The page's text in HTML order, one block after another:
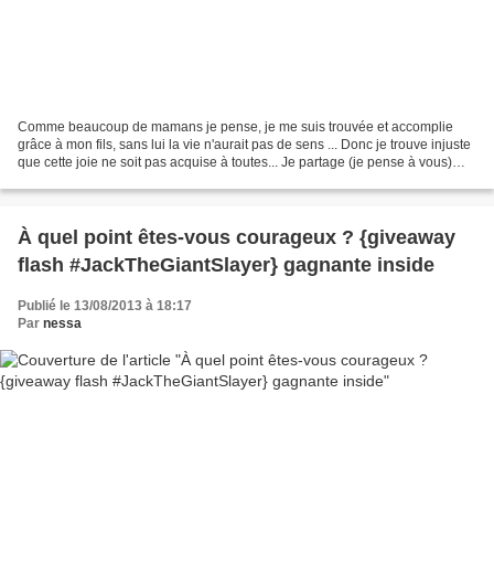
Comme beaucoup de mamans je pense, je me suis trouvée et accomplie
grâce à mon fils, sans lui la vie n'aurait pas de sens ... Donc je trouve injuste
que cette joie ne soit pas acquise à toutes... Je partage (je pense à vous)
À quel point êtes-vous courageux ? {giveaway
flash #JackTheGiantSlayer} gagnante inside
Publié le 13/08/2013 à 18:17
Par nessa